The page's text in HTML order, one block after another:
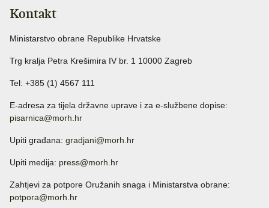
Kontakt
Ministarstvo obrane Republike Hrvatske
Trg kralja Petra Krešimira IV br. 1 10000 Zagreb
Tel: +385 (1) 4567 111
E-adresa za tijela državne uprave i za e-službene dopise:
pisarnica@morh.hr
Upiti građana: gradjani@morh.hr
Upiti medija: press@morh.hr
Zahtjevi za potpore Oružanih snaga i Ministarstva obrane:
potpora@morh.hr